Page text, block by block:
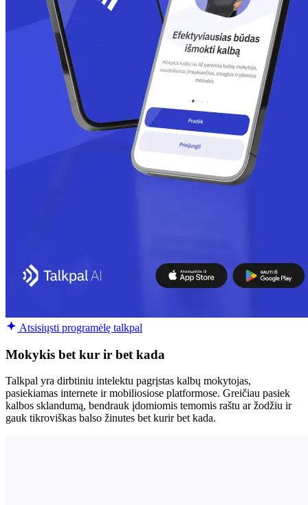
Atsisiųsti programėlę talkpal
Mokykis bet kur ir bet kada
Talkpal yra dirbtiniu intelektu pagrįstas kalbų mokytojas,
pasiekiamas internete ir mobiliosiose platformose. Greičiau pasiek
kalbos sklandumą, bendrauk įdomiomis temomis raštu ar žodžiu ir
gauk tikroviškas balso žinutes bet kurir bet kada.